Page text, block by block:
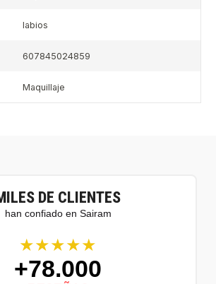
labios
607845024859
Maquillaje
DE CLIENTES
han confiado en Sairam
★★★★★
+78.000